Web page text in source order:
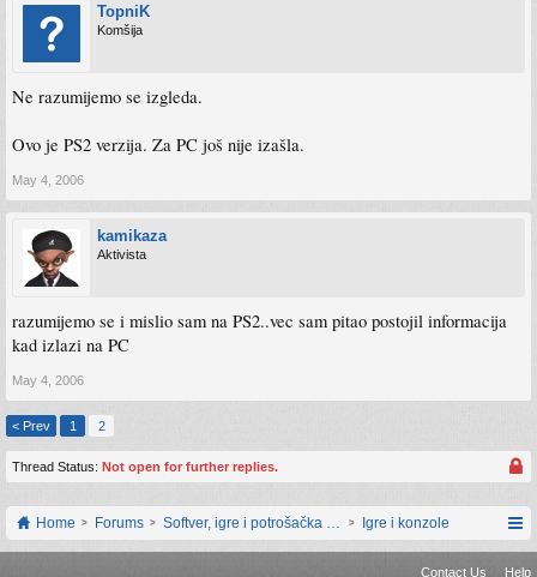
TopniK
Komšija
Ne razumijemo se izgleda.
Ovo je PS2 verzija. Za PC još nije izašla.
May 4, 2006
kamikaza
Aktivista
razumijemo se i mislio sam na PS2..vec sam pitao postojil informacija
kad izlazi na PC
May 4, 2006
< Prev 1 2
Thread Status: Not open for further replies.
Home Forums Softver, igre i potrošačka elektronikaIgre i konzole
Contact Us Help